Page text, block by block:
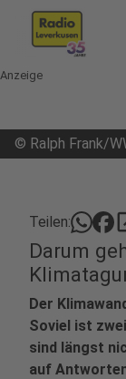
Anzeige
© Ralph Frank/
Teilen:
Darum
Der
Soviel ist
sind längst
auf